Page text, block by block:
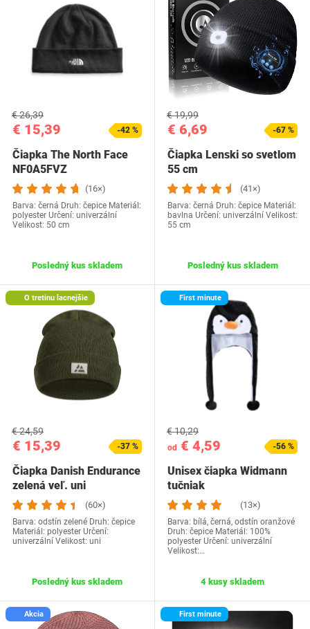
€ 15,39
€ 26,39
-42 %
Čiapka The North Face
NF0A5FVZ
(16×)
Barva: černá Druh: čepice Materiál:
polyester Určení: univerzální
Velikost: 50 cm
Posledný kus skladem
€ 6,69
€ 19,99
-67 %
Čiapka Lenski so svetlom
55 cm
(41×)
Barva: černá Druh: čepice Materiál:
bavlna Určení: univerzální Velikost:
55 cm
Posledný kus skladem
O tretinu lacnejšie
€ 15,39
€ 24,59
-37 %
Čiapka Danish Endurance
zelená veľ. uni
(60×)
Barva: odstín zelené Druh: čepice
Materiál: polyester Určení:
univerzální Velikost: uni
Posledný kus skladem
First minute
od € 4,59
€ 10,29
-56 %
Unisex čiapka Widmann
tučniak
(13×)
Barva: bílá, černá, odstín oranžové
Druh: čepice Materiál: 100%
polyester Určení: univerzální
Velikost:…
4 kusy skladem
Akcia First minute